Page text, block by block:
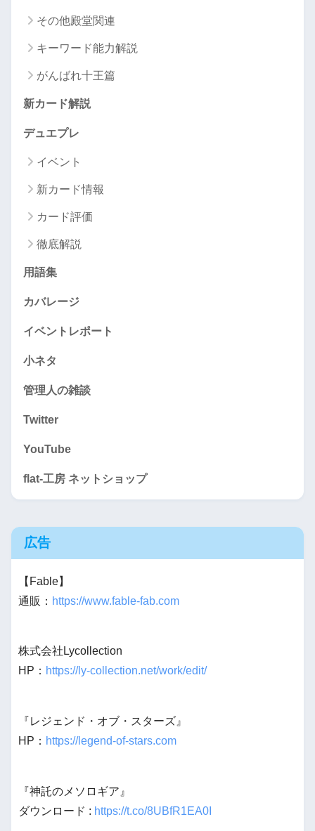
その他殿堂関連
キーワード能力解説
がんばれ十王篇
新カード解説
デュエプレ
イベント
新カード情報
カード評価
徹底解説
用語集
カバレージ
イベントレポート
小ネタ
管理人の雑談
Twitter
YouTube
flat-工房 ネットショップ
広告
【Fable】
通販： https://www.fable-fab.com
株式会社Lycollection
HP： https://ly-collection.net/work/edit/
『レジェンド・オブ・スターズ』
HP： https://legend-of-stars.com
『神託のメソロギア』
ダウンロード : https://t.co/8UBfR1EA0I